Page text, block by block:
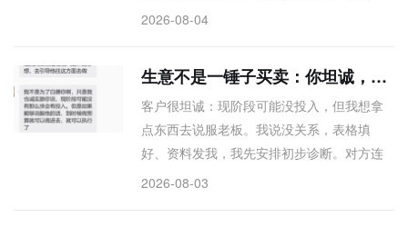
馈，比任何软文都可信。这种“硬件+软件+真
验，营销只剩信任本身。这不是乱想，是正
在发生的认知重构。
2026-08-04
生意不是一锤子买卖：你坦诚，我配合，机会是处出来的
客户很坦诚：现阶段可能没投入，但我想拿
点东西去说服老板。我说没关系，表格填
好、资料发我，我先安排初步诊断。对方连
自己具体要啥都说不清，只知要接触资本、
2026-08-03